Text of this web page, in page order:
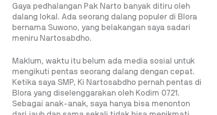
Gaya pedhalangan Pak Narto banyak ditiru oleh
dalang lokal. Ada seorang dalang populer di Blora
bernama Suwono, yang belakangan saya sadari
meniru Nartosabdho.
Maklum, waktu itu belum ada media sosial untuk
mengikuti pentas seorang dalang dengan cepat.
Ketika saya SMP, Ki Nartosabdho pernah pentas di
Blora yang diselenggarakan oleh Kodim 0721.
Sebagai anak-anak, saya hanya bisa menonton